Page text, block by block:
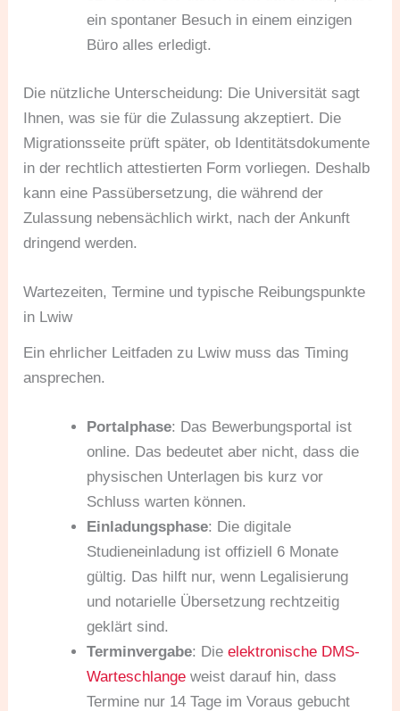
ein spontaner Besuch in einem einzigen
Büro alles erledigt.
Die nützliche Unterscheidung: Die Universität sagt
Ihnen, was sie für die Zulassung akzeptiert. Die
Migrationsseite prüft später, ob Identitätsdokumente
in der rechtlich attestierten Form vorliegen. Deshalb
kann eine Passübersetzung, die während der
Zulassung nebensächlich wirkt, nach der Ankunft
dringend werden.
Wartezeiten, Termine und typische Reibungspunkte
in Lwiw
Ein ehrlicher Leitfaden zu Lwiw muss das Timing
ansprechen.
Portalphase: Das Bewerbungsportal ist
online. Das bedeutet aber nicht, dass die
physischen Unterlagen bis kurz vor
Schluss warten können.
Einladungsphase: Die digitale
Studieneinladung ist offiziell 6 Monate
gültig. Das hilft nur, wenn Legalisierung
und notarielle Übersetzung rechtzeitig
geklärt sind.
Terminvergabe: Dieelektronische DMS-
Warteschlange weist darauf hin, dass
Termine nur 14 Tage im Voraus gebucht